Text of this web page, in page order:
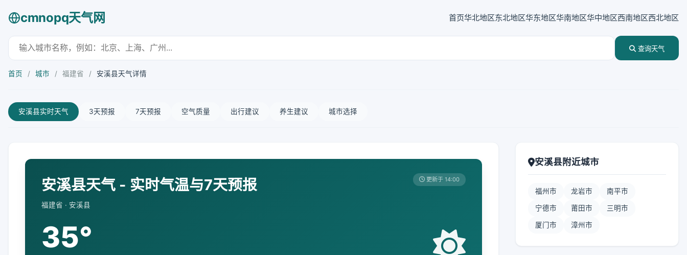
cmnopq天气网 首页华北地区东北地区华东地区华南地区华中地区西南地区西北地区
查询天气
首页 / 城市 / 福建省 / 安溪县天气详情
安溪县实时天气 3天预报 7天预报 空气质量 出行建议 养生建议 城市选择
安溪县天气 - 实时气温与7天预报
福建省 · 安溪县
更新于 14:00
35°
安溪县附近城市
福州市 龙岩市 南平市
宁德市 莆田市 三明市
厦门市 漳州市